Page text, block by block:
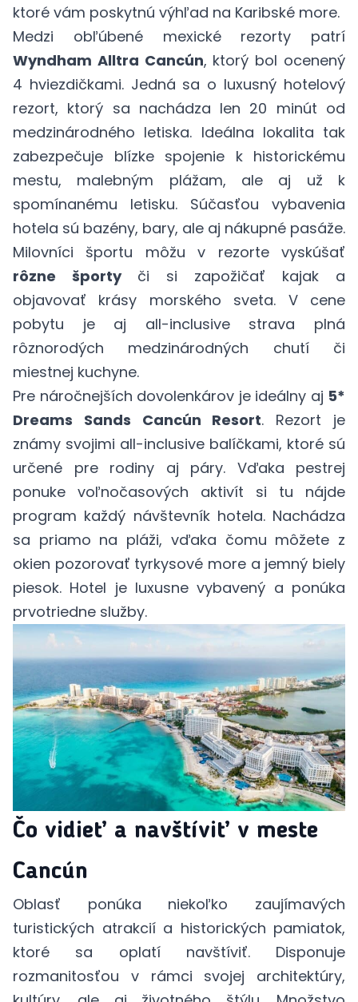
ktoré vám poskytnú výhľad na Karibské more.
Medzi obľúbené mexické rezorty patrí
Wyndham Alltra Cancún, ktorý bol ocenený
4 hviezdičkami. Jedná sa o luxusný hotelový
rezort, ktorý sa nachádza len 20 minút od
medzinárodného letiska. Ideálna lokalita tak
zabezpečuje blízke spojenie k historickému
mestu, malebným plážam, ale aj už k
spomínanému letisku. Súčasťou vybavenia
hotela sú bazény, bary, ale aj nákupné pasáže.
Milovníci športu môžu v rezorte vyskúšať
rôzne športy či si zapožičať kajak a
objavovať krásy morského sveta. V cene
pobytu je aj all-inclusive strava plná
rôznorodých medzinárodných chutí či
miestnej kuchyne.
Pre náročnejších dovolenkárov je ideálny aj 5*
Dreams Sands Cancún Resort. Rezort je
známy svojimi all-inclusive balíčkami, ktoré sú
určené pre rodiny aj páry. Vďaka pestrej
ponuke voľnočasových aktivít si tu nájde
program každý návštevník hotela. Nachádza
sa priamo na pláži, vďaka čomu môžete z
okien pozorovať tyrkysové more a jemný biely
piesok. Hotel je luxusne vybavený a ponúka
prvotriedne služby.
Čo vidieť a navštíviť v meste
Cancún
Oblasť ponúka niekoľko zaujímavých
turistických atrakcií a historických pamiatok,
ktoré sa oplatí navštíviť. Disponuje
rozmanitosťou v rámci svojej architektúry,